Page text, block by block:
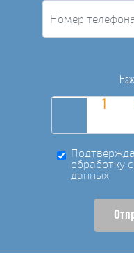
обработку
данных